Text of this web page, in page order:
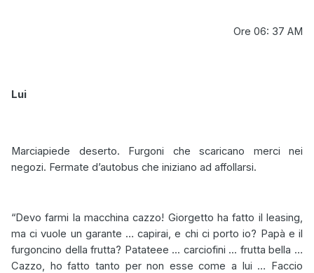
Ore 06: 37 AM
Lui
Marciapiede deserto. Furgoni che scaricano merci nei
negozi. Fermate d’autobus che iniziano ad affollarsi.
“Devo farmi la macchina cazzo! Giorgetto ha fatto il leasing,
ma ci vuole un garante … capirai, e chi ci porto io? Papà e il
furgoncino della frutta? Patateee ... carciofini ... frutta bella …
Cazzo, ho fatto tanto per non esse come a lui … Faccio